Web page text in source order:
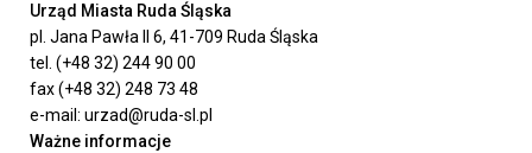
Urząd Miasta Ruda Śląska
pl. Jana Pawła II 6, 41-709 Ruda Śląska
tel. (+48 32) 244 90 00
fax (+48 32) 248 73 48
e-mail: urzad@ruda-sl.pl
Ważne informacje